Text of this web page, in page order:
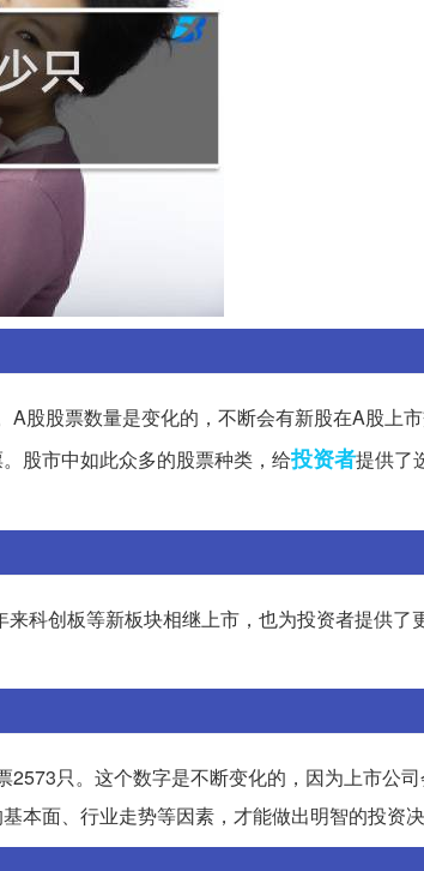
股股票数量是变化的，不断会有新股在A股上
股市中如此众多的股票种类，给投资者提供了
科创板等新板块相继上市，也为投资者提供了
只。这个数字是不断变化的，因为上市公
本面、行业走势等因素，才能做出明智的投资决